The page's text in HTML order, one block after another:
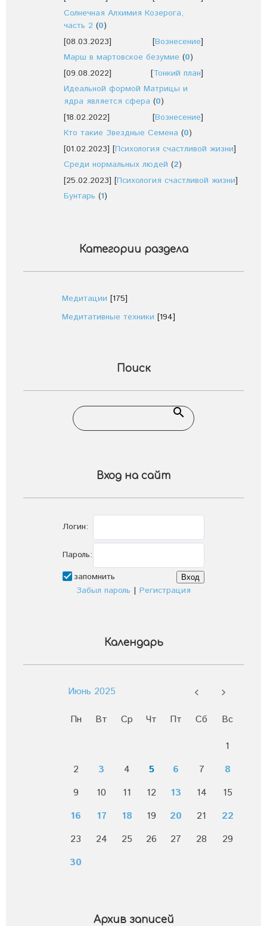
Солнечная Алхимия Козерога,
часть 2 (0)
[08.03.2023]
[Вознесение]
Марш в мартовское безумие (0)
[09.08.2022]
[Тонкий план]
Идеальной формой Матрицы и
ядра является сфера (0)
[18.02.2022]
[Вознесение]
Кто такие Звездные Семена (0)
[01.02.2023] [Психология счастливой жизни]
Среди нормальных людей (2)
[25.02.2023] [Психология счастливой жизни]
Бунтарь (1)
Категории раздела
Медитации [175]
Медитативные техники [194]
Поиск
Вход на сайт
Логин:
Пароль:
запомнить
Забыл пароль | Регистрация
Календарь
Июнь 2025
Пн Вт Ср Чт Пт Сб
Вс
1
2
3 4 5 6 7
8
9
10 11 12 13 14
15
16
17 18 19 20 21
22
23
24 25 26 27 28
29
30
Архив записей